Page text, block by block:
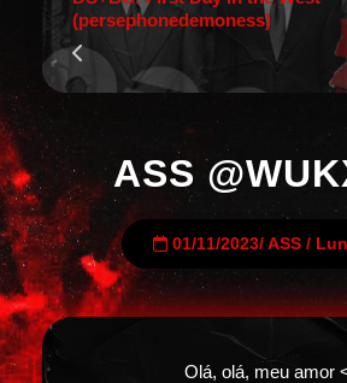
(persephonedemoness)
ASS
01/11/2023/ ASS/
Olá, olá, meu amor